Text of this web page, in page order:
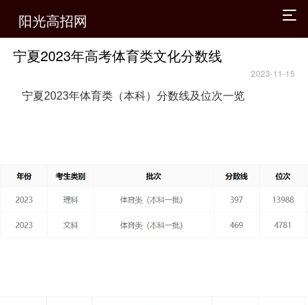
阳光高招网
宁夏2023年高考体育类文化分数线
2023-11-15
宁夏2023年体育类（本科）分数线及位次一览